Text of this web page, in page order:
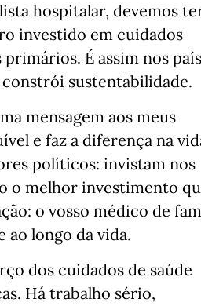
hospitalar, devemos
investido em cuidados
É assim nos
constrói sustentabilidade.
mensagem aos meus
e faz a diferença na
políticos: invistam nos
o melhor investimento
o vosso médico de
ao longo da vida.
dos cuidados de saúde
Há trabalho sério,